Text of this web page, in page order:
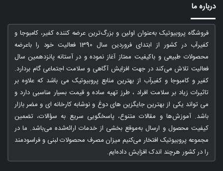
درباره ما
فروشگاه پروبیوتیک به‌عنوان اولین و بزرگ‌ترین عرضه کننده کفیر، کامبوجا و
کفیرآب در کشور از ابتدای فروردین سال 1390 فعالیت خود را باعرضه
محصولات طبیعی و باکیفیت ممتاز آغاز نموده و در آستانه پانزدهمین سال
فعالیت تلاش می‌کند در جهت افزایش آگاهی و سلامت اجتماعی گام بردارد.
کفیر و کامبوجا و کفیرآب از بهترین منابع پروبیوتیک می باشد که علاوه بر
تاثیرات زیاد بر سلامت افراد ، طرز تهیه ساده و قیمت بسیار مناسبی دارد و
می تواند یکی از بهترین جایگزین های دوغ و نوشابه کارخانه ای و مضر بازار
باشد. آموزش‌ها و مقالات متنوع، پاسخگویی سریع به سؤالات، تضمین
کیفیت محصول و ارسال به‌موقع بخشی از خدمات ارائه‌شده می‌باشد. ما در
مجموعه پروبیوتیک افتخار می‌کنیم میزان مصرف محصولات لبنی و فراسودمند
را در کشور هرچند اندک افزایش داده‌ایم.